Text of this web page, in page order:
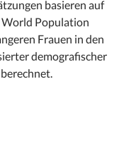
basieren auf
Population
Frauen in den
demografischer